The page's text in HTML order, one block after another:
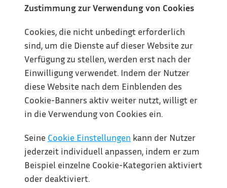
Zustimmung zur Verwendung von Cookies
Cookies, die nicht unbedingt erforderlich
sind, um die Dienste auf dieser Website zur
Verfügung zu stellen, werden erst nach der
Einwilligung verwendet. Indem der Nutzer
diese Website nach dem Einblenden des
Cookie-Banners aktiv weiter nutzt, willigt er
in die Verwendung von Cookies ein.
Seine Cookie Einstellungen kann der Nutzer
jederzeit individuell anpassen, indem er zum
Beispiel einzelne Cookie-Kategorien aktiviert
oder deaktiviert.